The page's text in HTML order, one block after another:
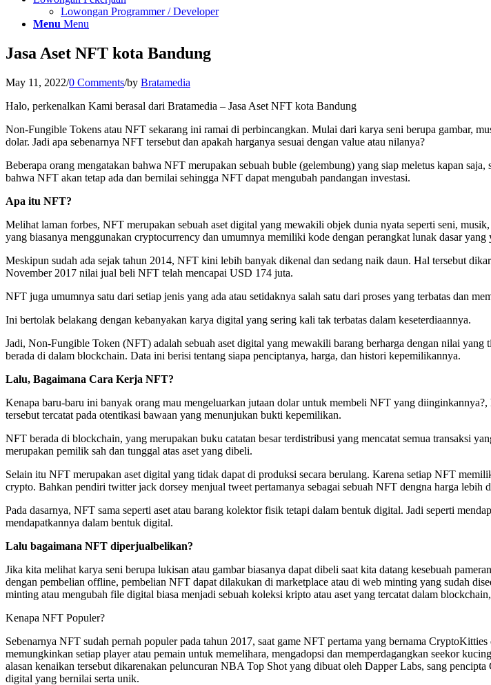
Lowongan Programmer / Developer
Menu Menu
Jasa Aset NFT kota Bandung
May 11, 2022/0 Comments/by Bratamedia
Halo, perkenalkan Kami berasal dari Bratamedia – Jasa Aset NFT kota Bandung
Non-Fungible Tokens atau NFT sekarang ini ramai di perbincangkan. Mulai dari karya seni berupa gambar,
dolar. Jadi apa sebenarnya NFT tersebut dan apakah harganya sesuai dengan value atau nilanya?
Beberapa orang mengatakan bahwa NFT merupakan sebuah buble (gelembung) yang siap meletus kapan
bahwa NFT akan tetap ada dan bernilai sehingga NFT dapat mengubah pandangan investasi.
Apa itu NFT?
Melihat laman forbes, NFT merupakan sebuah aset digital yang mewakili objek dunia nyata seperti seni,
yang biasanya menggunakan cryptocurrency dan umumnya memiliki kode dengan perangkat lunak dasar yang­
Meskipun sudah ada sejak tahun 2014, NFT kini lebih banyak dikenal dan sedang naik daun. Hal tersebut
November 2017 nilai jual beli NFT telah mencapai USD 174 juta.
NFT juga umumnya satu dari setiap jenis yang ada atau setidaknya salah satu dari proses yang terbatas dan
Ini bertolak belakang dengan kebanyakan karya digital yang sering kali tak terbatas dalam keseterdiaannya.
Jadi, Non-Fungible Token (NFT) adalah sebuah aset digital yang mewakili barang berharga dengan nilai
berada di dalam blockchain. Data ini berisi tentang siapa penciptanya, harga, dan histori kepemilikannya.
Lalu, Bagaimana Cara Kerja NFT?
Kenapa baru-baru ini banyak orang mau mengeluarkan jutaan dolar untuk membeli NFT yang
tersebut tercatat pada otentikasi bawaan yang menunjukan bukti kepemilikan.
NFT berada di blockchain, yang merupakan buku catatan besar terdistribusi yang mencatat semua transaksi
merupakan pemilik sah dan tunggal atas aset yang dibeli.
Selain itu NFT merupakan aset digital yang tidak dapat di produksi secara berulang. Karena setiap NFT
crypto. Bahkan pendiri twitter jack dorsey menjual tweet pertamanya sebagai sebuah NFT dengna harga lebih
Pada dasarnya, NFT sama seperti aset atau barang kolektor fisik tetapi dalam bentuk digital. Jadi seperti
mendapatkannya dalam bentuk digital.
Lalu bagaimana NFT diperjualbelikan?
Jika kita melihat karya seni berupa lukisan atau gambar biasanya dapat dibeli saat kita datang kesebuah
dengan pembelian offline, pembelian NFT dapat dilakukan di marketplace atau di web minting yang sudah
minting atau mengubah file digital biasa menjadi sebuah koleksi kripto atau aset yang tercatat dalam
Kenapa NFT Populer?
Sebenarnya NFT sudah pernah populer pada tahun 2017, saat game NFT pertama yang bernama
memungkinkan setiap player atau pemain untuk memelihara, mengadopsi dan memperdagangkan seekor
alasan kenaikan tersebut dikarenakan peluncuran NBA Top Shot yang dibuat oleh Dapper Labs, sang
digital yang bernilai serta unik.